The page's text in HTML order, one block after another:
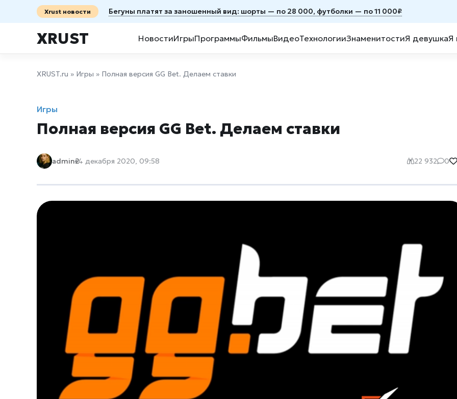
Xrust новости Бегуны платят за заношенный вид: шорты — по 28 000, футболки — по 11 000₽
XRUST НовостиИгрыПрограммыФильмыВидеоТехнологииЗнаменитостиЯ девушкаЯ
XRUST.ru » Игры » Полная версия GG Bet. Делаем ставки
Игры
Полная версия GG Bet. Делаем ставки
admin24 декабря 2020, 09:58 22 932 0